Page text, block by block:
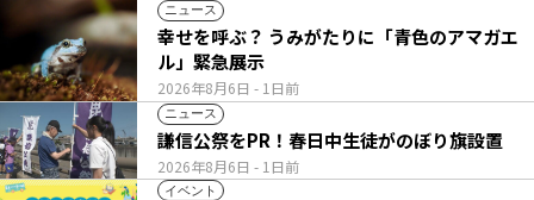
ニュース
2026年8月6日 - 1日前
幸せを呼ぶ？ うみがたりに「青色のアマガエ
ル」緊急展示
ニュース
2026年8月6日 - 1日前
謙信公祭をPR！春日中生徒がのぼり旗設置
イベント